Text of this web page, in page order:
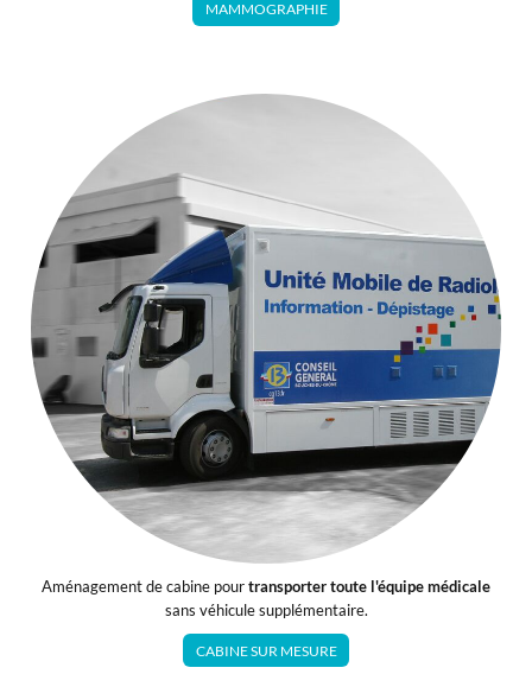
MAMMOGRAPHIE
Aménagement de cabine pourtransporter toute l'équipe médicale
sans véhicule supplémentaire.
CABINE SUR MESURE